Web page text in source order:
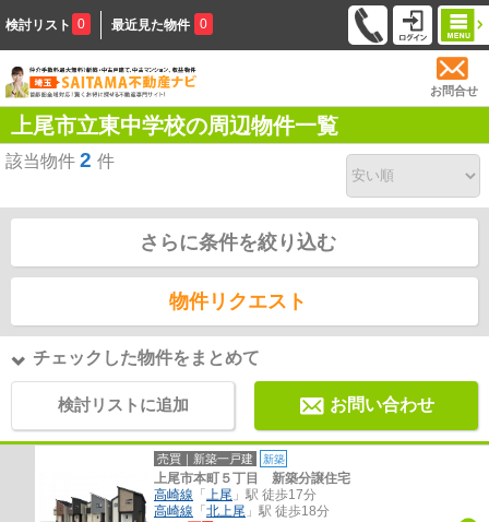
検討リスト 0 最近見た物件 0
お問合せ
上尾市立東中学校の周辺物件一覧
該当物件 2 件
さらに条件を絞り込む
物件リクエスト
チェックした物件をまとめて
検討リストに追加 お問い合わせ
売買｜新築一戸建 新築
上尾市本町５丁目 新築分譲住宅
高崎線 「 上尾 」駅 徒歩17分
高崎線 「 北上尾 」駅 徒歩18分